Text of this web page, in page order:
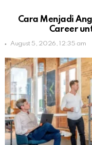
Cara Menjadi
Career
August 5, 2026, 12:35 am